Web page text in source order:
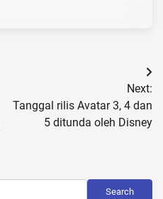
Next:
Tanggal rilis Avatar 3, 4 dan
5 ditunda oleh Disney
Search